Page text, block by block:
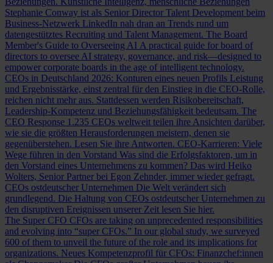
Stephanie Conway ist als Senior Director Talent Development beim
Business-Netzwerk LinkedIn nah dran an Trends rund um
datengestütztes Recruiting und Talent Management. The Board
Member's Guide to Overseeing AI A practical guide for board of
directors to oversee AI strategy, governance, and risk—designed to
empower corporate boards in the age of intelligent technology.
CEOs in Deutschland 2026: Konturen eines neuen Profils Leistung
und Ergebnisstärke, einst zentral für den Einstieg in die CEO-Rolle,
reichen nicht mehr aus. Stattdessen werden Risikobereitschaft,
Leadership-Kompetenz und Beziehungsfähigkeit bedeutsam. The
CEO Response 1.235 CEOs weltweit teilen ihre Ansichten darüber,
wie sie die größten Herausforderungen meistern, denen sie
gegenüberstehen. Lesen Sie ihre Antworten. CEO-Karrieren: Viele
Wege führen in den Vorstand Was sind die Erfolgsfaktoren, um in
den Vorstand eines Unternehmens zu kommen? Das wird Heiko
Wolters, Senior Partner bei Egon Zehnder, immer wieder gefragt.
CEOs ostdeutscher Unternehmen Die Welt verändert sich
grundlegend. Die Haltung von CEOs ostdeutscher Unternehmen zu
den disruptiven Ereignissen unserer Zeit lesen Sie hier.
The Super CFO CFOs are taking on unprecedented responsibilities
and evolving into “super CFOs.” In our global study, we surveyed
600 of them to unveil the future of the role and its implications for
organizations. Neues Kompetenzprofil für CFOs: Finanzchef:innen